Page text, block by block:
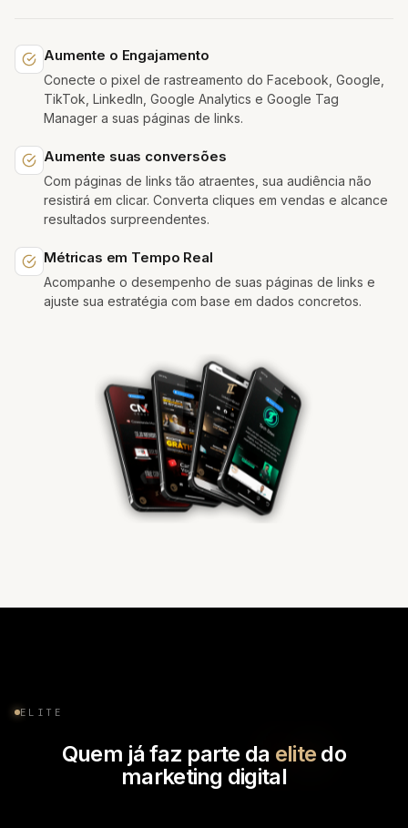
Aumente o Engajamento
Conecte o pixel de rastreamento do Facebook, Google,
TikTok, LinkedIn, Google Analytics e Google Tag
Manager a suas páginas de links.
Aumente suas conversões
Com páginas de links tão atraentes, sua audiência não
resistirá em clicar. Converta cliques em vendas e alcance
resultados surpreendentes.
Métricas em Tempo Real
Acompanhe o desempenho de suas páginas de links e
ajuste sua estratégia com base em dados concretos.
ELITE
Quem já faz parte da elite do
marketing digital